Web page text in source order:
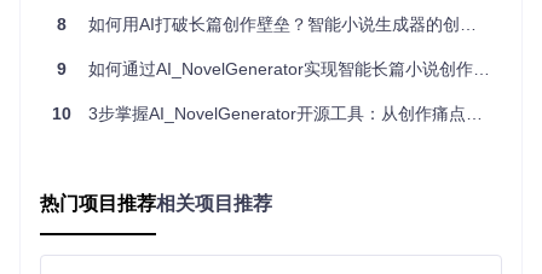
智能解决：角色成长追踪引擎[novel_generator/blueprint.py]
实时监控对话风格、行为模式与设定的一致性，当检测到性格
的科技水平、社会结构符合设定逻辑。
传统问题
：容易出现科技水平前后矛盾，如前期设定某星球无
空间航行能力，后期却出现星际舰队。
智能解决
：多维度一致性检测系统[consistency_checker.py]通
8 如何用AI打破长篇创作壁垒？智能小说生成器的创作革新方案
9 如何通过AI_NovelGenerator实现智能长篇小说创作？完整实践指南
10 3步掌握AI_NovelGenerator开源工具：从创作痛点到效率提升的完整指南
热门项目推荐相关项目推荐